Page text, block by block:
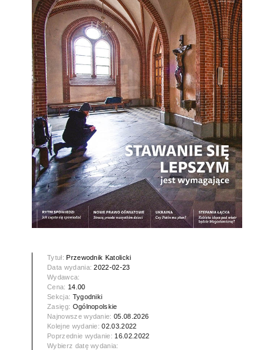
Tytuł:Przewodnik Katolicki
Data wydania:2022-02-23
Wydawca:
Cena: 14.00
Sekcja: Tygodniki
Zasięg: Ogólnopolskie
Najnowsze wydanie:05.08.2026
Kolejne wydanie:02.03.2022
Poprzednie wydanie: 16.02.2022
Wybierz datę wydania: